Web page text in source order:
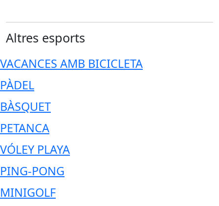
Altres esports
VACANCES AMB BICICLETA
PÀDEL
BÀSQUET
PETANCA
VÓLEY PLAYA
PING-PONG
MINIGOLF